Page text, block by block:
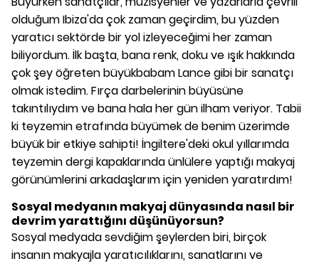
olduğum Ibiza'da çok zaman geçirdim, bu yüzden
yaratıcı sektörde bir yol izleyeceğimi her zaman
biliyordum. İlk başta, bana renk, doku ve ışık hakkında
çok şey öğreten büyükbabam Lance gibi bir sanatçı
olmak istedim. Fırça darbelerinin büyüsüne
takıntılıydım ve bana hala her gün ilham veriyor. Tabii
ki teyzemin etrafında büyümek de benim üzerimde
büyük bir etkiye sahipti! İngiltere'deki okul yıllarımda
teyzemin dergi kapaklarında ünlülere yaptığı makyaj
görünümlerini arkadaşlarım için yeniden yaratırdım!
Sosyal medyanın makyaj dünyasında nasıl bir
devrim yarattığını düşünüyorsun?
Sosyal medyada sevdiğim şeylerden biri, birçok
insanın makyajla yaratıcılıklarını, sanatlarını ve